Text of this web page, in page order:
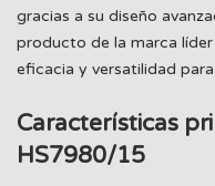
gracias a su diseño
producto de la marca
eficacia y versatilidad
Características
HS7980/15